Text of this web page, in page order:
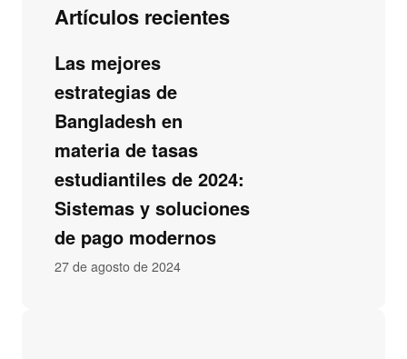
Artículos recientes
Las mejores
estrategias de
Bangladesh en
materia de tasas
estudiantiles de 2024:
Sistemas y soluciones
de pago modernos
27 de agosto de 2024